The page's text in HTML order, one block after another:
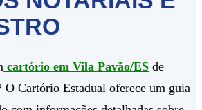
cartório em Vila Pavão/ES de
Cartório Estadual oferece um guia